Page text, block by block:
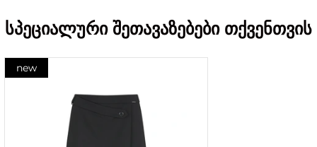
სპეციალური შეთავაზებები თქვენთვის
new